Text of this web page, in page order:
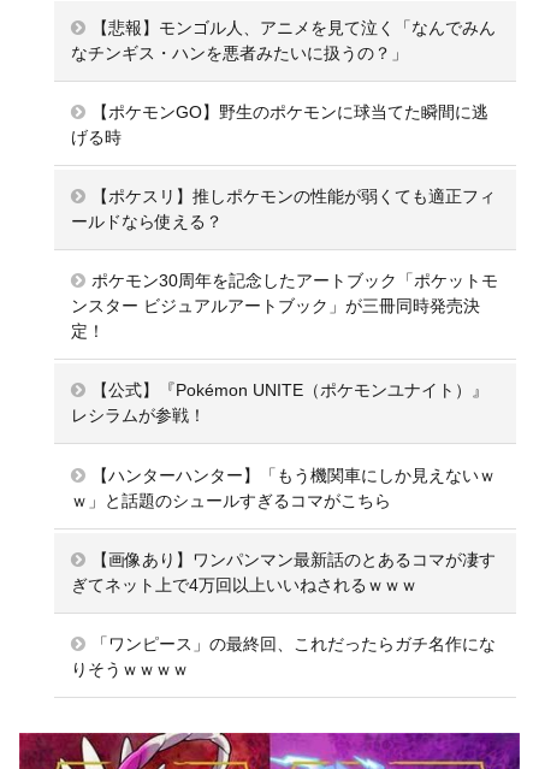
【悲報】モンゴル人、アニメを見て泣く「なんでみん
なチンギス・ハンを悪者みたいに扱うの？」
【ポケモンGO】野生のポケモンに球当てた瞬間に逃
げる時
【ポケスリ】推しポケモンの性能が弱くても適正フィ
ールドなら使える？
ポケモン30周年を記念したアートブック「ポケットモ
ンスター ビジュアルアートブック」が三冊同時発売決
定！
【公式】『Pokémon UNITE（ポケモンユナイト）』
レシラムが参戦！
【ハンターハンター】「もう機関車にしか見えないｗ
ｗ」と話題のシュールすぎるコマがこちら
【画像あり】ワンパンマン最新話のとあるコマが凄す
ぎてネット上で4万回以上いいねされるｗｗｗ
「ワンピース」の最終回、これだったらガチ名作にな
りそうｗｗｗｗ